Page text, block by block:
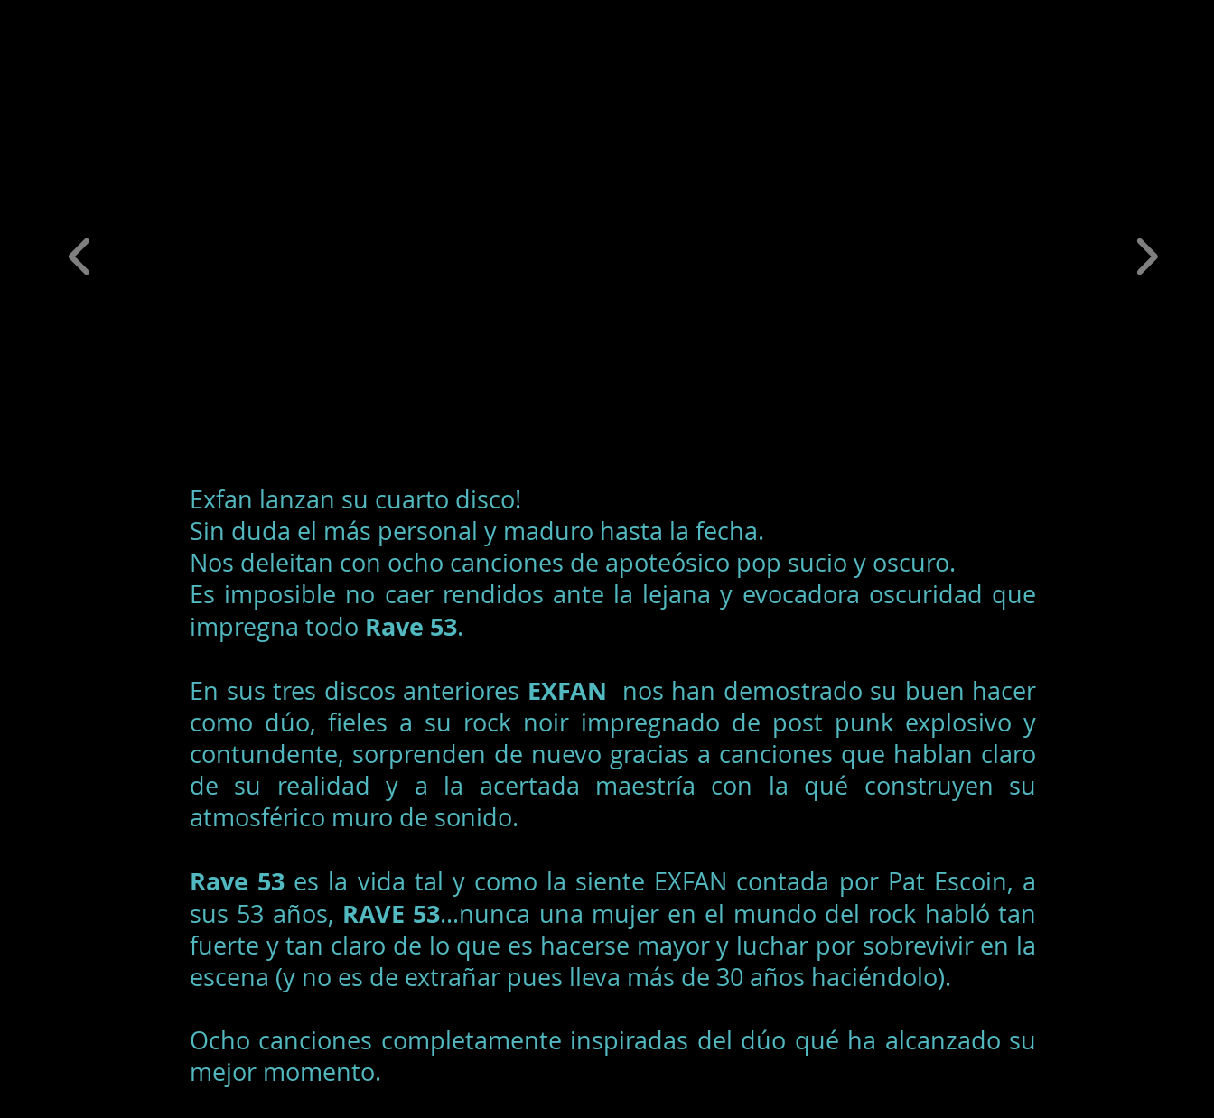
Exfan lanzan su cuarto disco!
Sin duda el más personal y maduro hasta la fecha.
Nos deleitan con ocho canciones de apoteósico pop sucio y oscuro.
Es imposible no caer rendidos ante la lejana y evocadora oscuridad que
impregna todo Rave 53.
En sus tres discos anteriores EXFAN nos han demostrado su buen hacer
como dúo, fieles a su rock noir impregnado de post punk explosivo y
contundente, sorprenden de nuevo gracias a canciones que hablan claro
de su realidad y a la acertada maestría con la qué construyen su
atmosférico muro de sonido.
Rave 53 es la vida tal y como la siente EXFAN contada por Pat Escoin, a
sus 53 años, RAVE 53…nunca una mujer en el mundo del rock habló tan
fuerte y tan claro de lo que es hacerse mayor y luchar por sobrevivir en la
escena (y no es de extrañar pues lleva más de 30 años haciéndolo).
Ocho canciones completamente inspiradas del dúo qué ha alcanzado su
mejor momento.